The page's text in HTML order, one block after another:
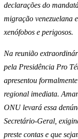
declarações do
migração venezuelana
xenófobos e perigosos.
Na reunião
pela Presidência Pro
apresentou
regional imediata.
ONU levará essa
Secretário-Geral,
preste contas e que